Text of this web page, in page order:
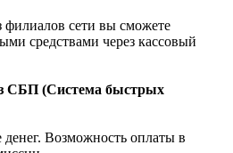
сети вы сможете
средствами через кассовый
СБП (Система быстрых
Возможность оплаты в